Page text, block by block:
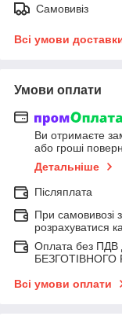
Самовивіз
Всі умови
Умови оплати
Ви отримаєте
або гроші
Детальніше
Післяплата
При самовивозі
розрахуватися
Оплата без
Всі умови оплати